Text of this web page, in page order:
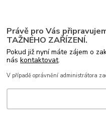
Právě pro Vás
TAŽNÉHO ZAŘÍZENÍ.
Pokud již nyní máte zájem o
náskontaktovat.
V případě oprávnění administrátora